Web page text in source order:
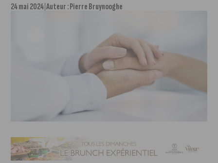
24 mai 2024 Auteur :Pierre Bruynooghe